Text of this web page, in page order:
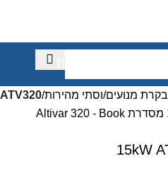
בקרת מנועים וסתי מהירות ATV320